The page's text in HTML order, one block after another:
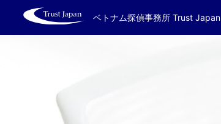
ベトナム探偵事務所 Trust Japan